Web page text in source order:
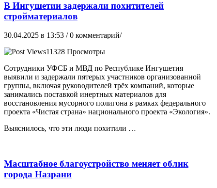
В Ингушетии задержали похитителей
стройматериалов
30.04.2025 в 13:53 / 0 комментарий/
11328 Просмотры
Сотрудники УФСБ и МВД по Республике Ингушетия
выявили и задержали пятерых участников организованной
группы, включая руководителей трёх компаний, которые
занимались поставкой инертных материалов для
восстановления мусорного полигона в рамках федерального
проекта «Чистая страна» национального проекта «Экология».
Выяснилось, что эти люди похитили …
Масштабное благоустройство меняет облик
города Назрани